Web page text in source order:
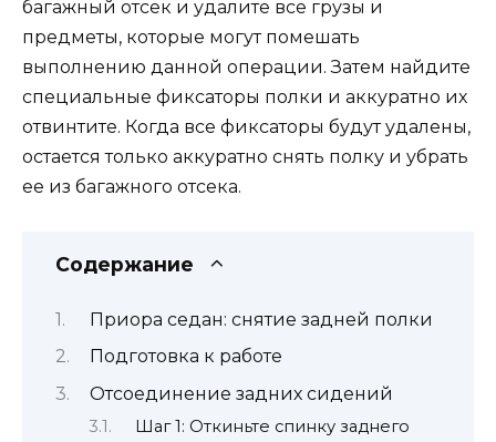
багажный отсек и удалите все грузы и
предметы, которые могут помешать
выполнению данной операции. Затем найдите
специальные фиксаторы полки и аккуратно их
отвинтите. Когда все фиксаторы будут удалены,
остается только аккуратно снять полку и убрать
ее из багажного отсека.
Содержание
Приора седан: снятие задней полки
Подготовка к работе
Отсоединение задних сидений
Шаг 1: Откиньте спинку заднего